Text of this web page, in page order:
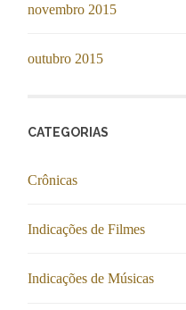
novembro 2015
outubro 2015
CATEGORIAS
Crônicas
Indicações de Filmes
Indicações de Músicas